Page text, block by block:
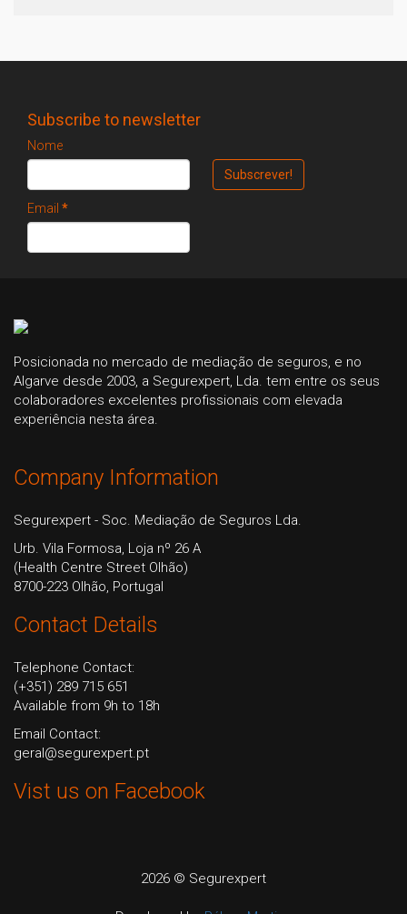
Subscribe to newsletter
Nome
Email *
Posicionada no mercado de mediação de seguros, e no
Algarve desde 2003, a Segurexpert, Lda. tem entre os seus
colaboradores excelentes profissionais com elevada
experiência nesta área.
Company Information
Segurexpert - Soc. Mediação de Seguros Lda.
Urb. Vila Formosa, Loja nº 26 A
(Health Centre Street Olhão)
8700-223 Olhão, Portugal
Contact Details
Telephone Contact:
(+351) 289 715 651
Available from 9h to 18h
Email Contact:
geral@segurexpert.pt
Vist us on Facebook
2026 © Segurexpert